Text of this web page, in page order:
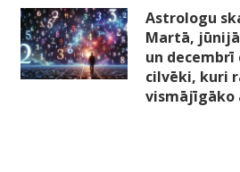
Astrologu
Martā,
un
cilvēki, kuri
vismājīgāko